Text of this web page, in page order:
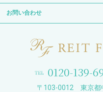
お問い合わせ
0120-139-
〒103-0012 東京都